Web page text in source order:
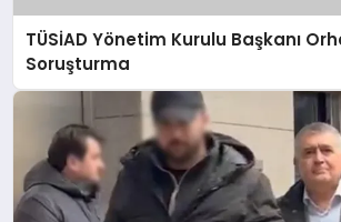
TÜSİAD Yönetim Kurulu Başkanı
Soruşturma